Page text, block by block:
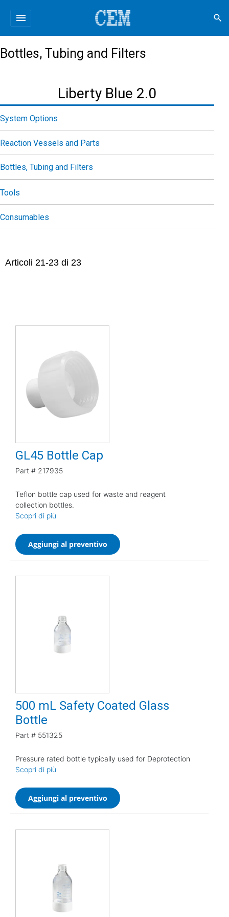
menu search
Bottles, Tubing and Filters
Articoli 21-23 di 23
GL45 Bottle Cap
Part # 217935
Teflon bottle cap used for waste and reagent
collection bottles.
Scopri di più
Aggiungi al preventivo
500 mL Safety Coated Glass
Bottle
Part # 551325
Pressure rated bottle typically used for Deprotection
Scopri di più
Aggiungi al preventivo
Liberty Blue 2.0
System Options
Reaction Vessels and Parts
Bottles, Tubing and Filters
Tools
Consumables